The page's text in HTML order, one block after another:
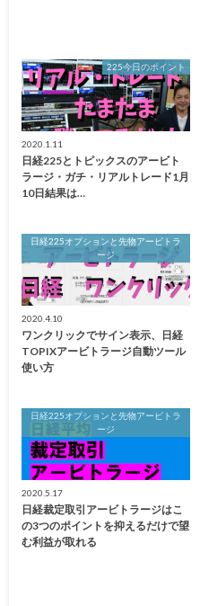
225今日のポイント
2020.1.11
日経225とトピックスのアービト
ラージ・ガチ・リアルトレード1月
10日結果は…
日経225オプションと先物アービトラ
ージ
2020.4.10
ワンクリックでサイン表示、日経
TOPIXアービトラージ自動ツール
使い方
日経225オプションと先物アービトラ
ージ
2020.5.17
日経裁定取引アービトラージはこ
の3つのポイントを抑えるだけで望
む利益が取れる